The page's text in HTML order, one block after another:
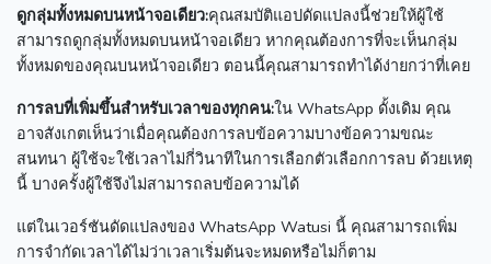
ดูกลุ่มทั้งหมดบนหน้าจอเดียว:คุณสมบัติแอปดัดแปลงนี้ช่วยให้ผู้ใช้
สามารถดูกลุ่มทั้งหมดบนหน้าจอเดียว หากคุณต้องการที่จะเห็นกลุ่ม
ทั้งหมดของคุณบนหน้าจอเดียว ตอนนี้คุณสามารถทำได้ง่ายกว่าที่เคย
การลบที่เพิ่มขึ้นสำหรับเวลาของทุกคน:ใน WhatsApp ดั้งเดิม คุณ
อาจสังเกตเห็นว่าเมื่อคุณต้องการลบข้อความบางข้อความขณะ
สนทนา ผู้ใช้จะใช้เวลาไม่กี่วินาทีในการเลือกตัวเลือกการลบ ด้วยเหตุ
นี้ บางครั้งผู้ใช้จึงไม่สามารถลบข้อความได้
แต่ในเวอร์ชันดัดแปลงของ WhatsApp Watusi นี้ คุณสามารถเพิ่ม
การจำกัดเวลาได้ไม่ว่าเวลาเริ่มต้นจะหมดหรือไม่ก็ตาม